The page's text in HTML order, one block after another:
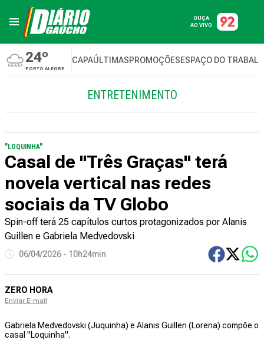
OUÇA
AO VIVO
24º
PORTO ALEGRE
CAPAÚLTIMASPROMOÇÕESESPAÇO DO
ENTRETENIMENTO
"LOQUINHA"
Casal de "Três Graças" terá
novela vertical nas redes
sociais da TV Globo
Spin-off terá 25 capítulos curtos protagonizados por Alanis
Guillen e Gabriela Medvedovski
06/04/2026 - 10h24min
ZERO HORA
Enviar E-mail
Gabriela Medvedovski (Juquinha) e Alanis Guillen (Lorena) compõe o
casal "Loquinha".